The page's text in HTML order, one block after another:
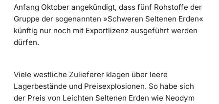
Anfang Oktober angekündigt, dass fünf Rohstoffe der
Gruppe der sogenannten »Schweren Seltenen Erden«
künftig nur noch mit Exportlizenz ausgeführt werden
dürfen.
Viele westliche Zulieferer klagen über leere
Lagerbestände und Preisexplosionen. So habe sich
der Preis von Leichten Seltenen Erden wie Neodym